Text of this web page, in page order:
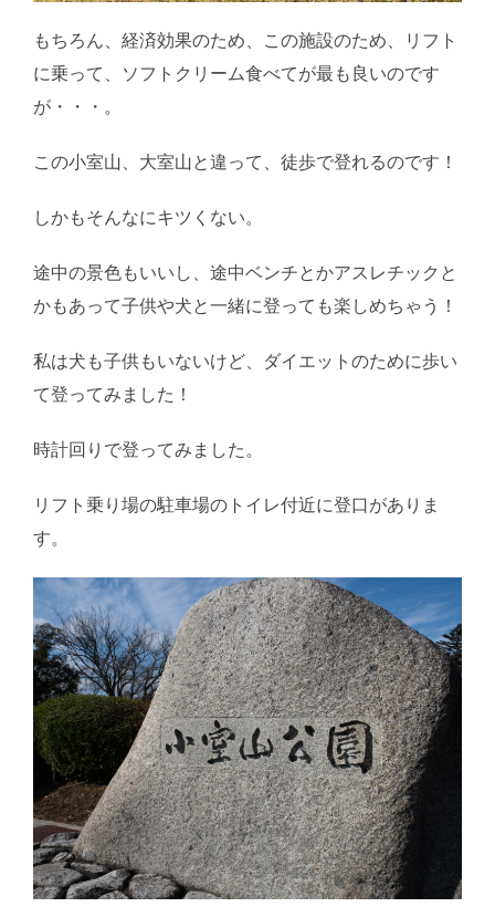
もちろん、経済効果のため、この施設のため、リフト
に乗って、ソフトクリーム食べてが最も良いのです
が・・・。
この小室山、大室山と違って、徒歩で登れるのです！
しかもそんなにキツくない。
途中の景色もいいし、途中ベンチとかアスレチックと
かもあって子供や犬と一緒に登っても楽しめちゃう！
私は犬も子供もいないけど、ダイエットのために歩い
て登ってみました！
時計回りで登ってみました。
リフト乗り場の駐車場のトイレ付近に登口がありま
す。